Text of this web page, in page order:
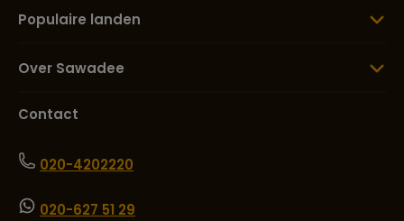
Populaire landen
Over Sawadee
Contact
020-4202220
020-627 51 29